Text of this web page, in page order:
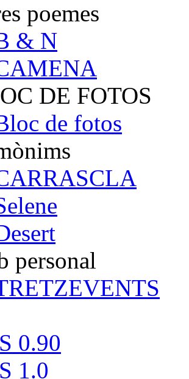
poemes
& N
DE FOTOS
de fotos
personal
0.90
1.0